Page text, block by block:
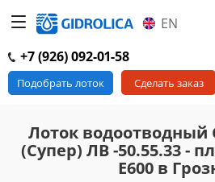
EN
+7 (926) 092-01-58
Подобрать лоток Сделать заказ
Лоток водоотводный
(Супер) ЛВ -50.55.33 -
Е600 в